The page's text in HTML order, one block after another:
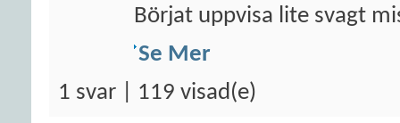
Börjat uppvisa lite svagt
Se Mer
1 svar | 119 visad(e)